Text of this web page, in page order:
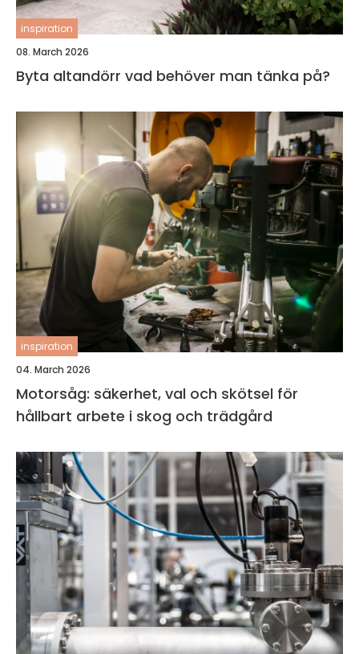
inspiration
08. March 2026
Byta altandörr vad behöver man tänka på?
inspiration
04. March 2026
Motorsåg: säkerhet, val och skötsel för
hållbart arbete i skog och trädgård